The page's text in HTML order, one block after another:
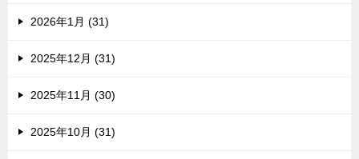
2026年1月 (31)
2025年12月 (31)
2025年11月 (30)
2025年10月 (31)